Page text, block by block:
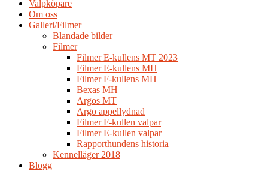
Valpköpare
Om oss
Galleri/Filmer
Blandade bilder
Filmer
Filmer E-kullens MT 2023
Filmer E-kullens MH
Filmer F-kullens MH
Bexas MH
Argos MT
Argo appellydnad
Filmer F-kullen valpar
Filmer E-kullen valpar
Rapporthundens historia
Kennelläger 2018
Blogg